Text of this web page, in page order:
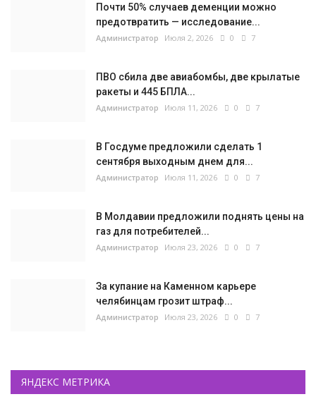
Почти 50% случаев деменции можно
предотвратить — исследование...
Администратор Июля 2, 2026 0 7
ПВО сбила две авиабомбы, две крылатые
ракеты и 445 БПЛА...
Администратор Июля 11, 2026 0 7
В Госдуме предложили сделать 1
сентября выходным днем для...
Администратор Июля 11, 2026 0 7
В Молдавии предложили поднять цены на
газ для потребителей...
Администратор Июля 23, 2026 0 7
За купание на Каменном карьере
челябинцам грозит штраф...
Администратор Июля 23, 2026 0 7
ЯНДЕКС МЕТРИКА